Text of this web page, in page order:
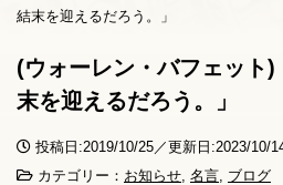
結末を迎えるだろう。」
(ウォーレン・バフェット
末を迎えるだろう。」
投稿日:2019/10/25／更新日:2023/10/
カテゴリー： お知らせ, 名言, ブログ